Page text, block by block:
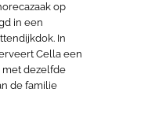
op
in een
In
Cella een
dezelfde
de familie